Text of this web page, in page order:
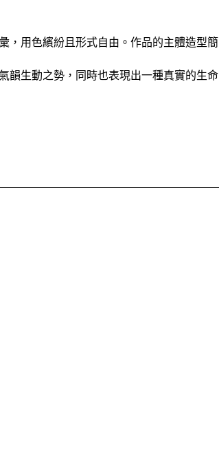
，用色繽紛且形式自由。作品的主體造型簡
韻生動之勢，同時也表現出一種真實的生命